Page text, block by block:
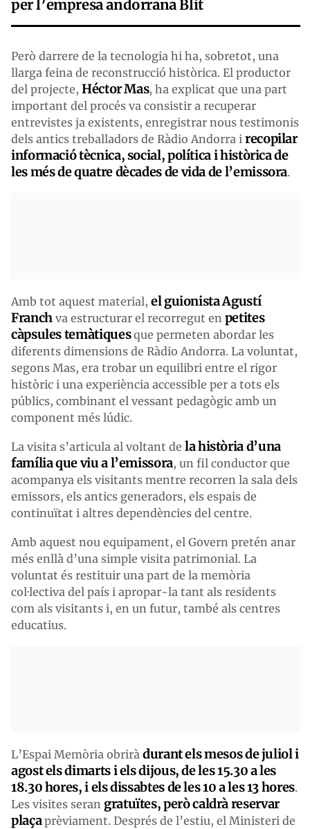
per l’empresa andorrana Blit
Però darrere de la tecnologia hi ha, sobretot, una
llarga feina de reconstrucció històrica. El productor
del projecte, Héctor Mas, ha explicat que una part
important del procés va consistir a recuperar
entrevistes ja existents, enregistrar nous testimonis
dels antics treballadors de Ràdio Andorra i recopilar
informació tècnica, social, política i històrica de
les més de quatre dècades de vida de l’emissora.
Amb tot aquest material, el guionista Agustí
Franch va estructurar el recorregut en petites
càpsules temàtiquesque permeten abordar les
diferents dimensions de Ràdio Andorra. La voluntat,
segons Mas, era trobar un equilibri entre el rigor
històric i una experiència accessible per a tots els
públics, combinant el vessant pedagògic amb un
component més lúdic.
La visita s’articula al voltant de la història d’una
família que viu a l’emissora, un fil conductor que
acompanya els visitants mentre recorren la sala dels
emissors, els antics generadors, els espais de
continuïtat i altres dependències del centre.
Amb aquest nou equipament, el Govern pretén anar
més enllà d’una simple visita patrimonial. La
voluntat és restituir una part de la memòria
col·lectiva del país i apropar-la tant als residents
com als visitants i, en un futur, també als centres
educatius.
L’Espai Memòria obrirà durant els mesos de juliol i
agost els dimarts i els dijous, de les 15.30 a les
18.30 hores, i els dissabtes de les 10 a les 13 hores.
Les visites seran gratuïtes, però caldrà reservar
plaçaprèviament. Després de l’estiu, el Ministeri de